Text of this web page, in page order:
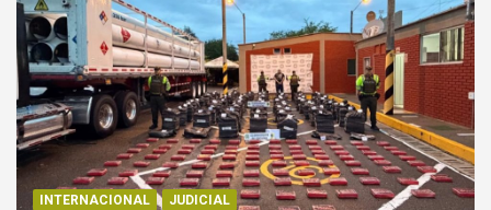
INTERNACIONAL JUDICIAL